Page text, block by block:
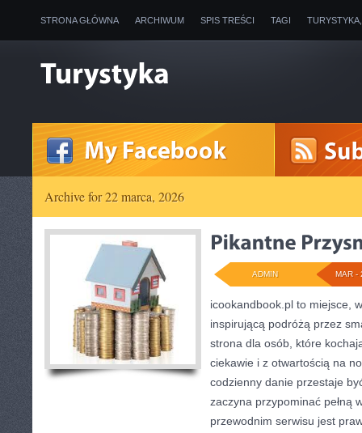
STRONA GŁÓWNA ARCHIWUM SPIS TREŚCI TAGI
Archive for 22 marca, 2026
MAR -
ADMIN
icookandbook.pl to miejsce,
inspirującą podróżą przez
strona dla osób, które
ciekawie i z otwartością na
codzienny danie przestaje
zaczyna przypominać pełną
przewodnim serwisu jest